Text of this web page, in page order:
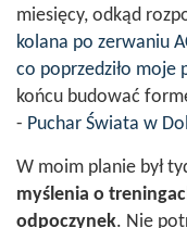
miesięcy, odkąd
kolana po zerwaniu
co poprzedziło moje
końcu budować
- Puchar Świata w
W moim planie był
myślenia o
odpoczynek. Nie